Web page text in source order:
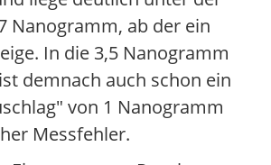
Nanogramm, ab der ein
In die 3,5 Nanogramm
demnach auch schon ein
von 1 Nanogramm
Messfehler.